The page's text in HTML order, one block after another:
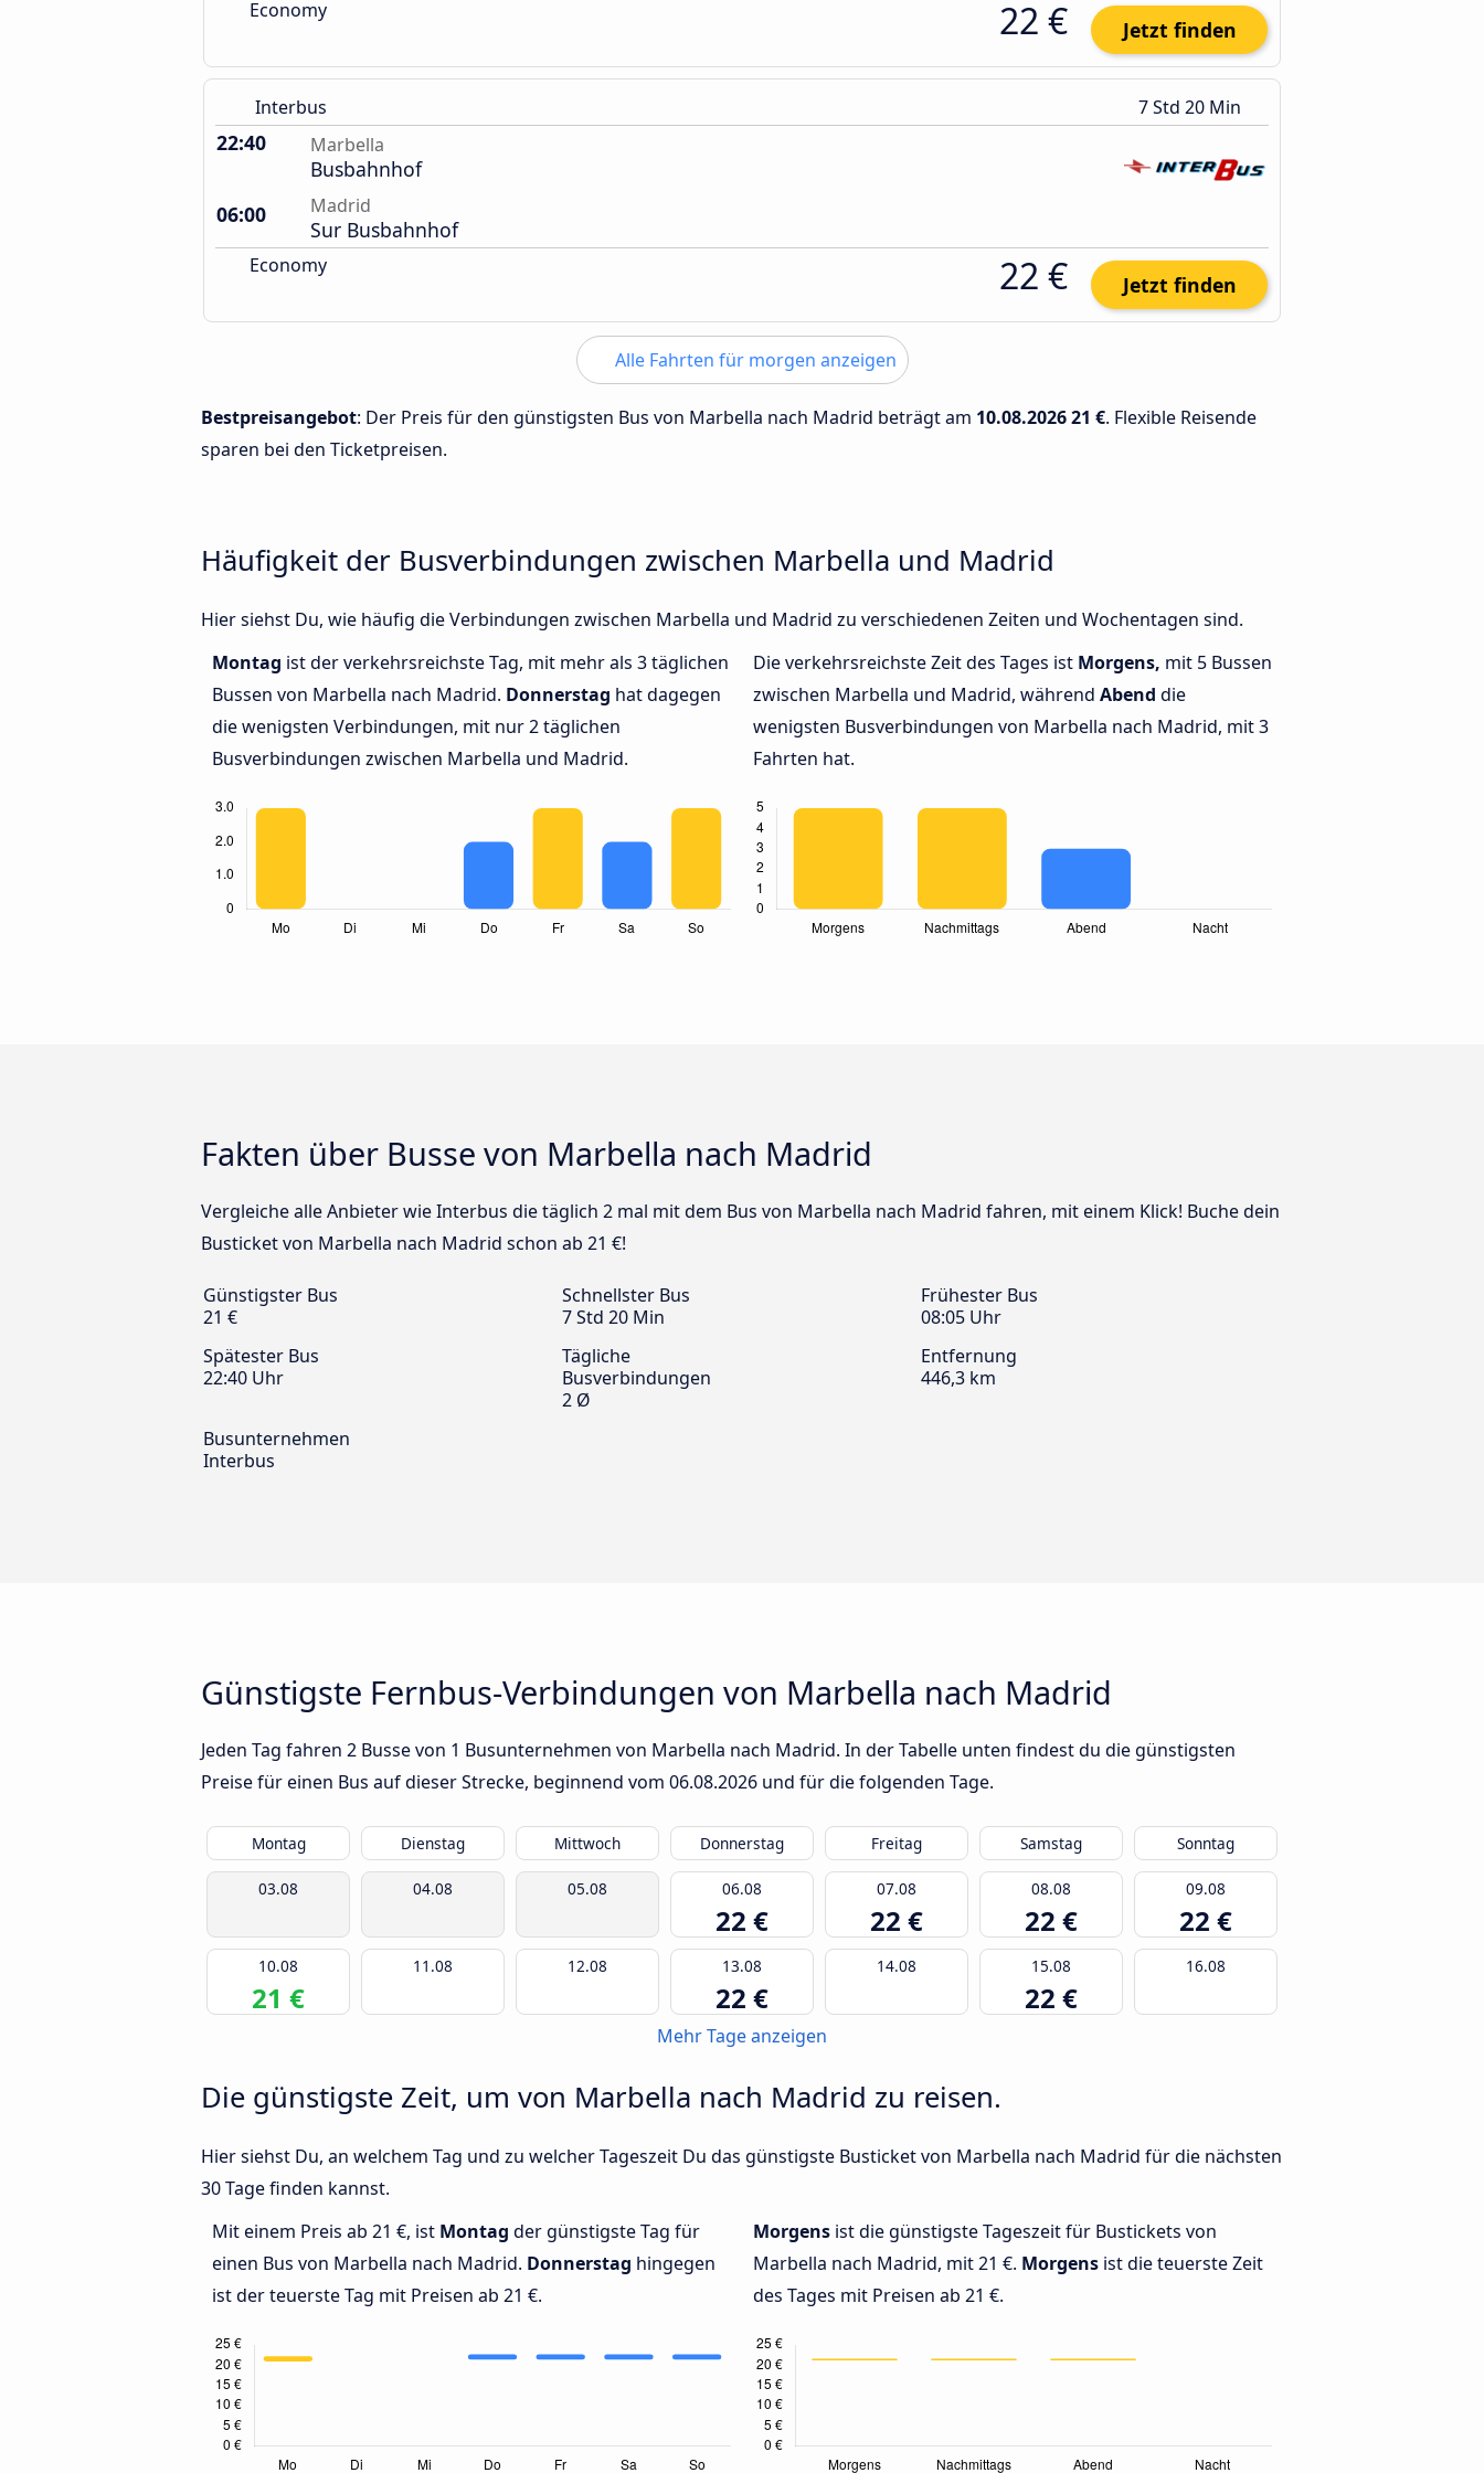
Economy 22 € Jetzt finden
Interbus 7 Std 20 Min
22:40 Marbella
Busbahnhof
06:00
Madrid
Sur Busbahnhof
Economy 22 € Jetzt finden
Alle Fahrten für morgen anzeigen
Bestpreisangebot: Der Preis für den günstigsten Bus von Marbella nach Madrid beträgt am 10.08.202621 €. Flexible Reisende
sparen bei den Ticketpreisen.
Häufigkeit der Busverbindungen zwischen Marbella und Madrid
Hier siehst Du, wie häufig die Verbindungen zwischen Marbella und Madrid zu verschiedenen Zeiten und Wochentagen sind.
Montag ist der verkehrsreichste Tag, mit mehr als 3 täglichen
Bussen von Marbella nach Madrid. Donnerstag hat dagegen
die wenigsten Verbindungen, mit nur 2 täglichen
Busverbindungen zwischen Marbella und Madrid.
Die verkehrsreichste Zeit des Tages ist Morgens, mit 5 Bussen
zwischen Marbella und Madrid, während Abend die
wenigsten Busverbindungen von Marbella nach Madrid, mit 3
Fahrten hat.
Fakten über Busse von Marbella nach Madrid
Vergleiche alle Anbieter wie Interbus die täglich 2 mal mit dem Bus von Marbella nach Madrid fahren, mit einem Klick! Buche dein
Busticket von Marbella nach Madrid schon ab 21 €!
Günstigster Bus
21 €
Schnellster Bus
7 Std 20 Min
Frühester Bus
08:05 Uhr
Spätester Bus
22:40 Uhr
Tägliche
Busverbindungen
2 Ø
Entfernung
446,3 km
Busunternehmen
Interbus
Günstigste Fernbus-Verbindungen von Marbella nach Madrid
Jeden Tag fahren 2 Busse von 1 Busunternehmen von Marbella nach Madrid. In der Tabelle unten findest du die günstigsten
Preise für einen Bus auf dieser Strecke, beginnend vom 06.08.2026 und für die folgenden Tage.
Montag Dienstag Mittwoch Donnerstag Freitag Samstag Sonntag
03.08 04.08 05.08 06.08
22 €
07.08
22 €
08.08
22 €
09.08
22 €
10.08
21 €
11.08 12.08 13.08
22 €
14.08 15.08
22 €
16.08
Mehr Tage anzeigen
Die günstigste Zeit, um von Marbella nach Madrid zu reisen.
Hier siehst Du, an welchem Tag und zu welcher Tageszeit Du das günstigste Busticket von Marbella nach Madrid für die nächsten
30 Tage finden kannst.
Mit einem Preis ab 21 €, ist Montag der günstigste Tag für
einen Bus von Marbella nach Madrid. Donnerstag hingegen
ist der teuerste Tag mit Preisen ab 21 €.
Morgens ist die günstigste Tageszeit für Bustickets von
Marbella nach Madrid, mit 21 €. Morgens ist die teuerste Zeit
des Tages mit Preisen ab 21 €.